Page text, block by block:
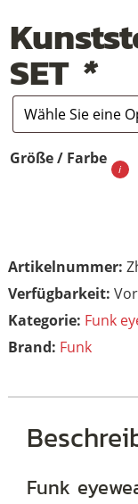
SET *
Größe / Farbe
Artikelnummer:
Kategorie: Funk
Brand: Funk
Funk